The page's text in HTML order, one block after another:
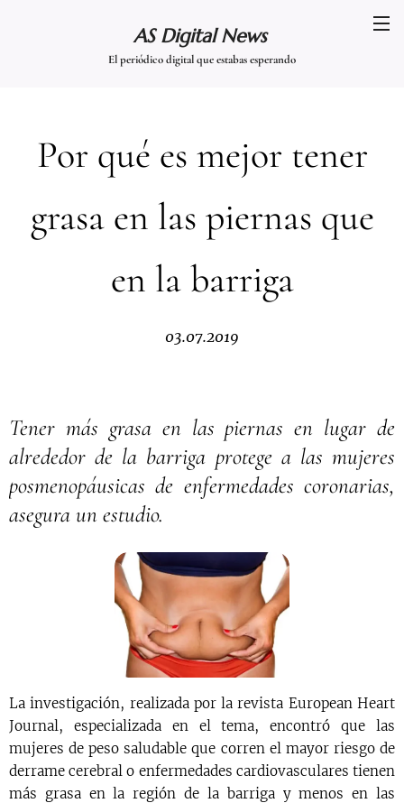
AS Digital News
El periódico digital que estabas esperando
Por qué es mejor tener
grasa en las piernas que
en la barriga
03.07.2019
Tener más grasa en las piernas en lugar de
alrededor de la barriga protege a las mujeres
posmenopáusicas de enfermedades coronarias,
asegura un estudio.
La investigación, realizada por la revista European Heart
Journal, especializada en el tema, encontró que las
mujeres de peso saludable que corren el mayor riesgo de
derrame cerebral o enfermedades cardiovasculares tienen
más grasa en la región de la barriga y menos en las